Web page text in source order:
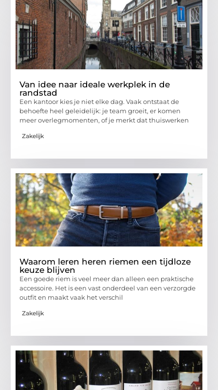
Van idee naar ideale werkplek in de
randstad
Een kantoor kies je niet elke dag. Vaak ontstaat de
behoefte heel geleidelijk: je team groeit, er komen
meer overlegmomenten, of je merkt dat thuiswerken
Zakelijk
Waarom leren heren riemen een tijdloze
keuze blijven
Een goede riem is veel meer dan alleen een praktische
accessoire. Het is een vast onderdeel van een verzorgde
outfit en maakt vaak het verschil
Zakelijk